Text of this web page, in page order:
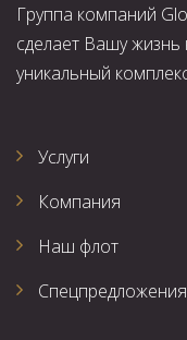
Группа компаний
сделает Вашу
уникальный
Услуги
Компания
Наш флот
Спецпредложения